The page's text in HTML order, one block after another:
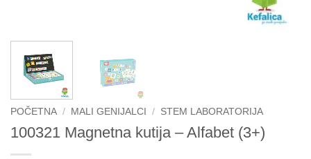
POČETNA / MALI GENIJALCI / STEM LABORATORIJA
100321 Magnetna kutija – Alfabet (3+)